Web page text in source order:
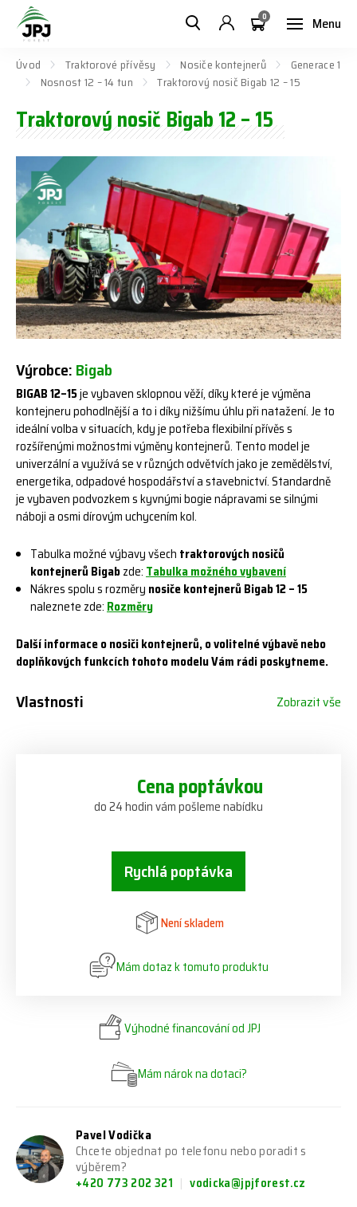
Menu
0
Úvod Traktorové přívěsy Nosiče kontejnerů
Generace 1
Nosnost 12 – 14 tun
Traktorový nosič Bigab 12 – 15
Traktorový nosič Bigab 12 – 15
Výrobce:Bigab
BIGAB 12–15je vybaven sklopnou věží, díky které je výměna
kontejneru pohodlnější a to i díky nižšímu úhlu při natažení. Je to
ideální volba v situacích, kdy je potřeba flexibilní přívěs s
rozšířenými možnostmi výměny kontejnerů. Tento model je
univerzální a využívá se v různých odvětvích jako je zemědělství,
energetika, odpadové hospodářství a stavebnictví. Standardně
je vybaven podvozkem s kyvnými bogie nápravami se silnými
náboji a osmi dírovým uchycením kol.
Tabulka možné výbavy všech traktorových nosičů
kontejnerů Bigabzde:Tabulka možného vybavení
Nákres spolu s rozměry nosiče kontejnerů Bigab 12 – 15
naleznete zde:Rozměry
Další informace o nosiči kontejnerů, o volitelné výbavě nebo
doplňkových funkcích tohoto modelu Vám rádi poskytneme.
Vlastnosti Zobrazit vše
Cena poptávkou
do 24 hodin vám pošleme nabídku
Rychlá poptávka
Není skladem
Mám dotaz k tomuto produktu
Výhodné financování od JPJ
Mám nárok na dotaci?
Pavel Vodička
Chcete objednat po telefonu nebo poradit s
výběrem?
+420 773 202 321
vodicka@jpjforest.cz